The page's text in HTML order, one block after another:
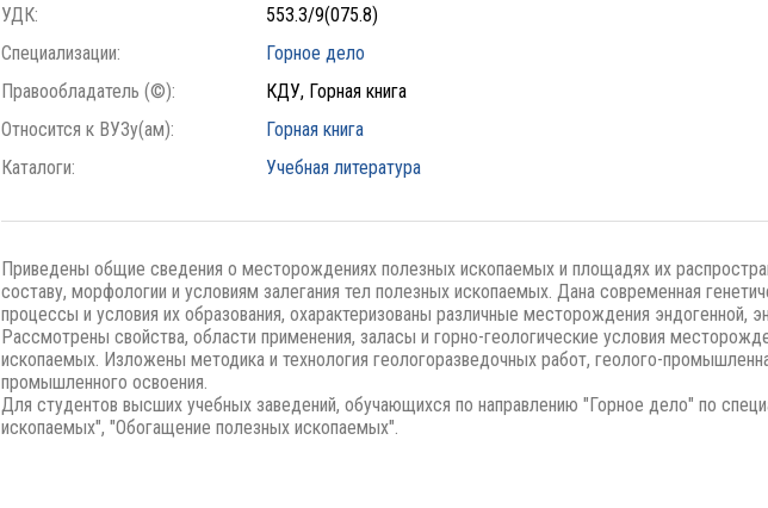
УДК:
553.3/9(075.8)
Специализации:
Горное дело
Правообладатель (©):
КДУ, Горная книга
Относится к ВУЗу(ам):
Горная книга
Каталоги:
Учебная литература
Приведены общие сведения о месторождениях полезных ископаемых и площадях их
составу, морфологии и условиям залегания тел полезных ископаемых. Дана современная
процессы и условия их образования, охарактеризованы различные месторождения эндогенной,
Рассмотрены свойства, области применения, заласы и горно-геологические условия
ископаемых. Изложены методика и технология геологоразведочных работ, геолого-
промышленного освоения.
Для студентов высших учебных заведений, обучающихся по направлению "Горное дело" по
ископаемых", "Обогащение полезных ископаемых".